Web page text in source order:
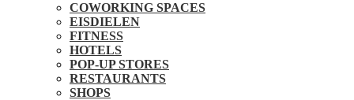
COWORKING SPACES
EISDIELEN
FITNESS
HOTELS
POP-UP STORES
RESTAURANTS
SHOPS